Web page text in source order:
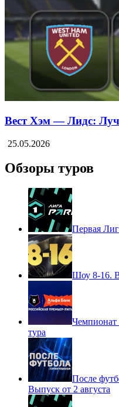
Вест Хэм — Лидс:
25.05.2026
Обзоры туров
Первая
Шоу 8-16.
Чемпионат
тура
После
Выпуск от 2 августа